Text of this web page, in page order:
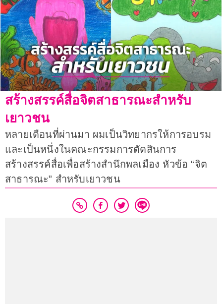
สร้างสรรค์สื่อจิตสาธารณะสำหรับ
เยาวชน
หลายเดือนที่ผ่านมา ผมเป็นวิทยากรให้การอบรม
และเป็นหนึ่งในคณะกรรมการตัดสินการ
สร้างสรรค์สื่อเพื่อสร้างสำนึกพลเมือง หัวข้อ “จิต
สาธารณะ” สำหรับเยาวชน